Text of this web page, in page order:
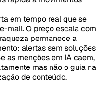
em tempo real que se
mail. O preço escala com
permanece a
alertas sem soluções
as menções em IA caem,
mas não o guia na
de conteúdo.